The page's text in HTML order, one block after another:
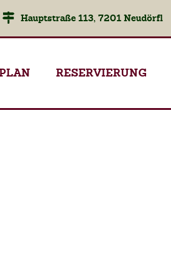
Hauptstraße 113, 7201 Neudörfl
RESERVIERUNG